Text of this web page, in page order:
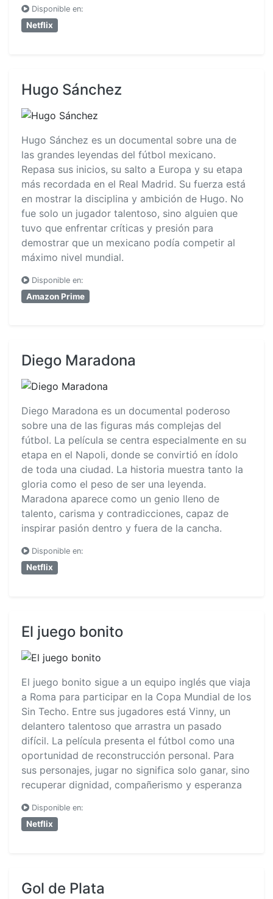
Disponible en:
Netflix
Hugo Sánchez
Hugo Sánchez es un documental sobre una de
las grandes leyendas del fútbol mexicano.
Repasa sus inicios, su salto a Europa y su etapa
más recordada en el Real Madrid. Su fuerza está
en mostrar la disciplina y ambición de Hugo. No
fue solo un jugador talentoso, sino alguien que
tuvo que enfrentar críticas y presión para
demostrar que un mexicano podía competir al
máximo nivel mundial.
Disponible en:
Amazon Prime
Diego Maradona
Diego Maradona es un documental poderoso
sobre una de las figuras más complejas del
fútbol. La película se centra especialmente en su
etapa en el Napoli, donde se convirtió en ídolo
de toda una ciudad. La historia muestra tanto la
gloria como el peso de ser una leyenda.
Maradona aparece como un genio lleno de
talento, carisma y contradicciones, capaz de
inspirar pasión dentro y fuera de la cancha.
Disponible en:
Netflix
El juego bonito
El juego bonito sigue a un equipo inglés que viaja
a Roma para participar en la Copa Mundial de los
Sin Techo. Entre sus jugadores está Vinny, un
delantero talentoso que arrastra un pasado
difícil. La película presenta el fútbol como una
oportunidad de reconstrucción personal. Para
sus personajes, jugar no significa solo ganar, sino
recuperar dignidad, compañerismo y esperanza
Disponible en:
Netflix
Gol de Plata